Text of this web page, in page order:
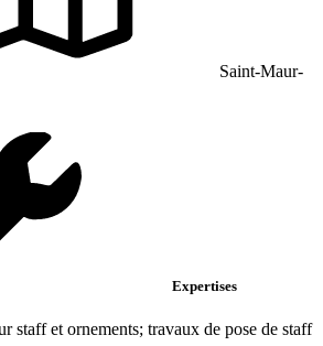
Saint-Maur-
Expertises
staff et ornements; travaux de pose de staff